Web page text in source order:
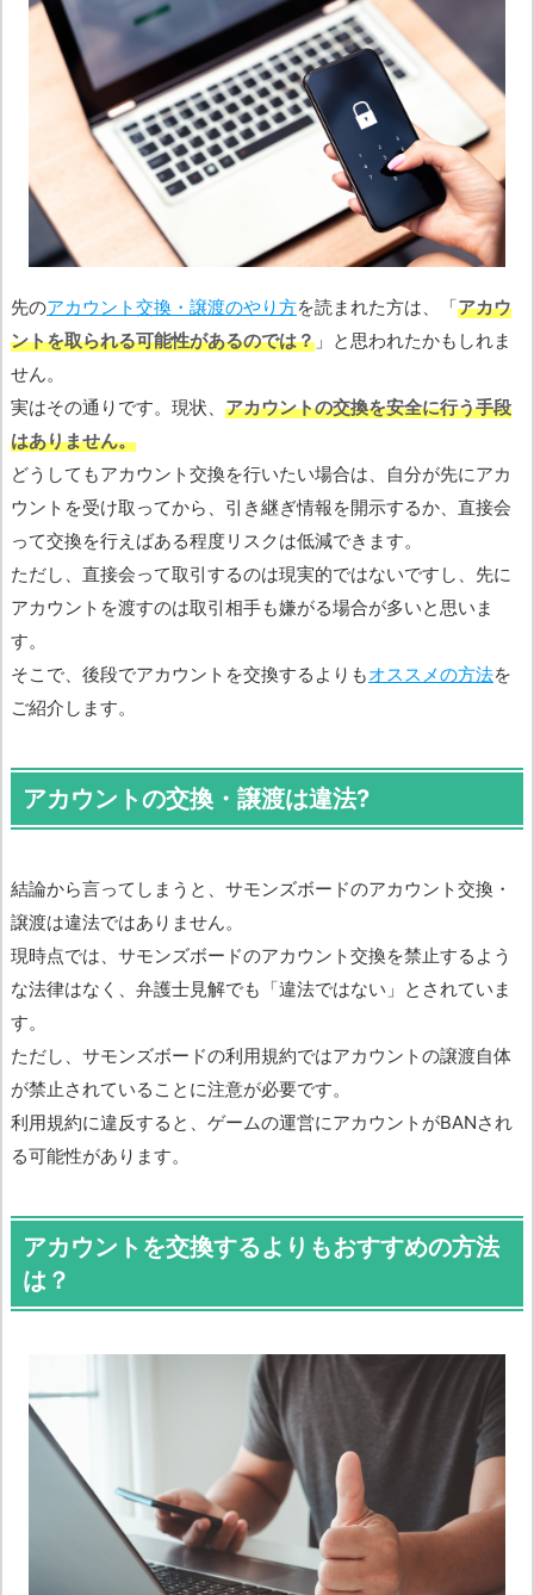
先のアカウント交換・譲渡のやり方を読まれた方は、「アカウ
ントを取られる可能性があるのでは？ 」と思われたかもしれま
せん。
実はその通りです。現状、 アカウントの交換を安全に行う手段
はありません。
どうしてもアカウント交換を行いたい場合は、自分が先にアカ
ウントを受け取ってから、引き継ぎ情報を開示するか、直接会
って交換を行えばある程度リスクは低減できます。
ただし、直接会って取引するのは現実的ではないですし、先に
アカウントを渡すのは取引相手も嫌がる場合が多いと思いま
す。
そこで、後段でアカウントを交換するよりもオススメの方法を
ご紹介します。
アカウントの交換・譲渡は違法?
結論から言ってしまうと、サモンズボードのアカウント交換・
譲渡は違法ではありません。
現時点では、サモンズボードのアカウント交換を禁止するよう
な法律はなく、弁護士見解でも「違法ではない」とされていま
す。
ただし、サモンズボードの利用規約ではアカウントの譲渡自体
が禁止されていることに注意が必要です。
利用規約に違反すると、ゲームの運営にアカウントがBANされ
る可能性があります。
アカウントを交換するよりもおすすめの方法
は？